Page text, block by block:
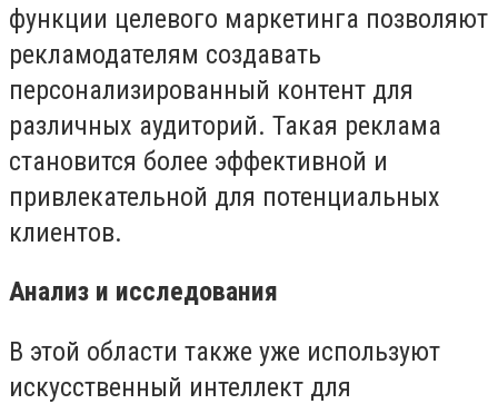
функции целевого маркетинга позволяют
рекламодателям создавать
персонализированный контент для
различных аудиторий. Такая реклама
становится более эффективной и
привлекательной для потенциальных
клиентов.
Анализ и исследования
В этой области также уже используют
искусственный интеллект для